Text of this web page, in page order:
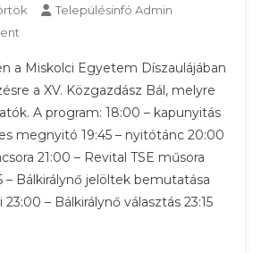
Településinfó Admin
Közgazdász
Bál
a Miskolci Egyetem Díszaulájában
a XV. Közgazdász Bál, melyre
A program: 18:00 – kapunyitás
megnyitó 19:45 – nyitótánc 20:00
21:00 – Revital TSE műsora
– Bálkirálynő jelöltek bemutatása
23:00 – Bálkirálynő választás 23:15